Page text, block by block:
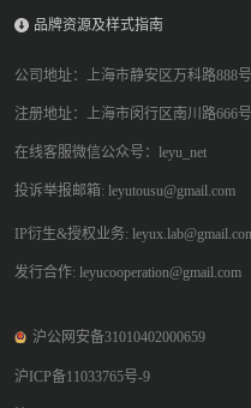
品牌资源及样式指南
公司地址：上海市静安区万科路888
注册地址：上海市闵行区南川路666
在线客服微信公众号：leyu_net
投诉举报邮箱: leyutousu@gmail.com
IP衍生&授权业务:
发行合作: leyucooperation@gmail.com
沪公网安备31010402000659
沪ICP备11033765号-9